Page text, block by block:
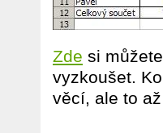
Zde si
vyzkoušet.
věcí, ale to